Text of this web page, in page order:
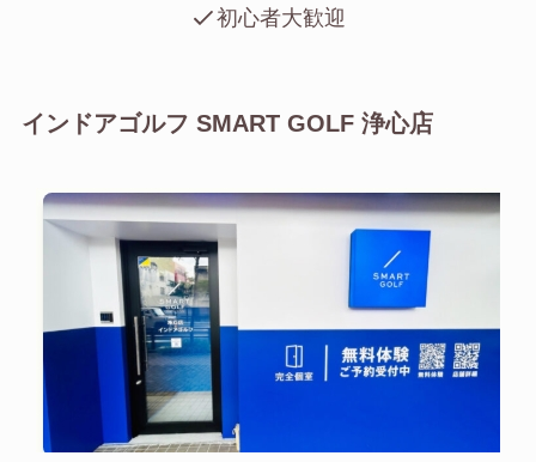
初心者大歓迎
インドアゴルフ SMART GOLF 浄心店